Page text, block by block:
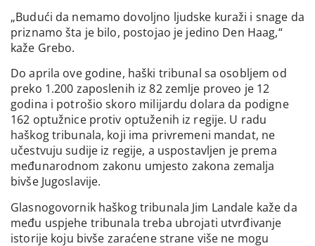
„Budući da nemamo dovoljno ljudske kuraži i snage da
priznamo šta je bilo, postojao je jedino Den Haag,“
kaže Grebo.
Do aprila ove godine, haški tribunal sa osobljem od
preko 1.200 zaposlenih iz 82 zemlje proveo je 12
godina i potrošio skoro milijardu dolara da podigne
162 optužnice protiv optuženih iz regije. U radu
haškog tribunala, koji ima privremeni mandat, ne
učestvuju sudije iz regije, a uspostavljen je prema
međunarodnom zakonu umjesto zakona zemalja
bivše Jugoslavije.
Glasnogovornik haškog tribunala Jim Landale kaže da
među uspjehe tribunala treba ubrojati utvrđivanje
istorije koju bivše zaraćene strane više ne mogu